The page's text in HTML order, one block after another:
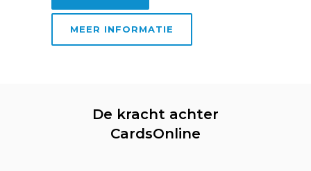
MEER INFORMATIE
De kracht achter
CardsOnline